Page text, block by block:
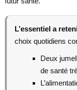
L’essentiel a
choix quotidiens
Deux
de santé